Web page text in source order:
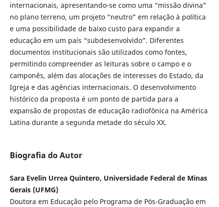
internacionais, apresentando-se como uma “missão divina”
no plano terreno, um projeto “neutro” em relação à política
e uma possibilidade de baixo custo para expandir a
educação em um país “subdesenvolvido”. Diferentes
documentos institucionais são utilizados como fontes,
permitindo compreender as leituras sobre o campo e o
camponês, além das alocações de interesses do Estado, da
Igreja e das agências internacionais. O desenvolvimento
histórico da proposta é um ponto de partida para a
expansão de propostas de educação radiofônica na América
Latina durante a segunda metade do século XX.
Biografia do Autor
Sara Evelin Urrea Quintero, Universidade Federal de Minas
Gerais (UFMG)
Doutora em Educação pelo Programa de Pós-Graduação em